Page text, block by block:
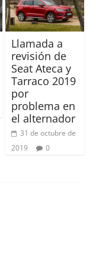
Llamada a
revisión de
Seat Ateca y
Tarraco 2019
por
problema en
el alternador
31 de octubre de
2019
0